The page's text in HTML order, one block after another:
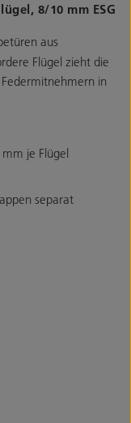
8/10 mm ESG
aus
Flügel zieht die
in
je Flügel
separat